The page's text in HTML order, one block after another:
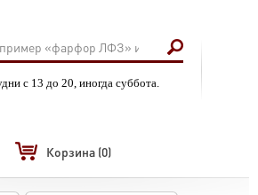
с 13 до 20, иногда суббота.
Корзина (0)